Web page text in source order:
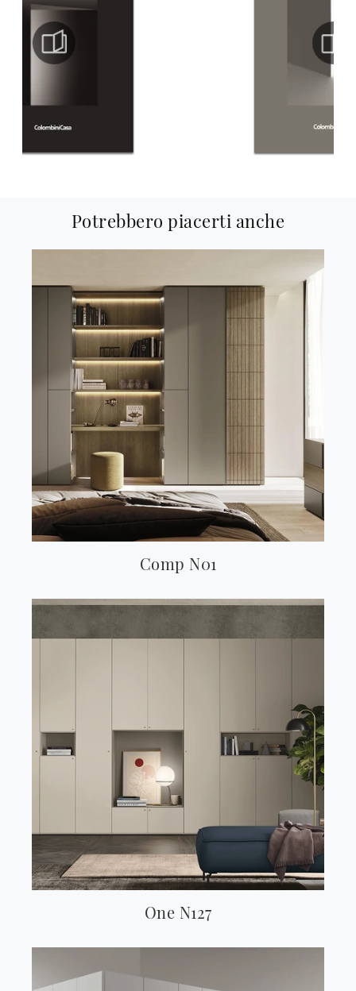
Potrebbero piacerti anche
Comp N01
One N127